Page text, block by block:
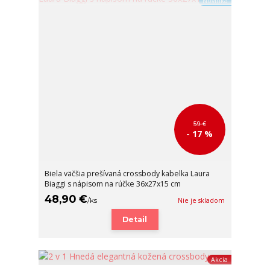
59 €
- 17 %
Biela väčšia prešívaná crossbody kabelka Laura
Biaggi s nápisom na rúčke 36x27x15 cm
48,90 €/ks Nie je skladom
Detail
Akcia